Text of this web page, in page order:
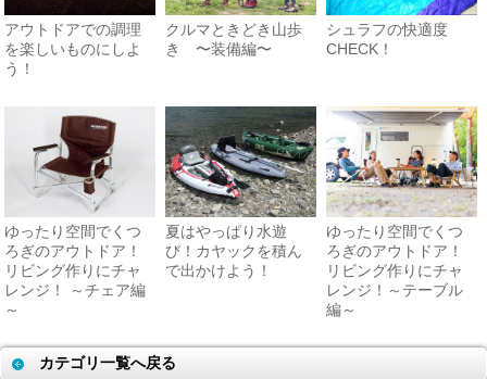
アウトドアでの調理
を楽しいものにしよ
う！
クルマときどき山歩
き 〜装備編〜
シュラフの快適度
CHECK！
ゆったり空間でくつ
ろぎのアウトドア！
リビング作りにチャ
レンジ！ ～チェア編
～
夏はやっぱり水遊
び！カヤックを積ん
で出かけよう！
ゆったり空間でくつ
ろぎのアウトドア！
リビング作りにチャ
レンジ！～テーブル
編～
カテゴリ一覧へ戻る